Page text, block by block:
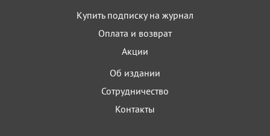
Купить подписку на журнал
Оплата и возврат
Акции
Об издании
Сотрудничество
Контакты